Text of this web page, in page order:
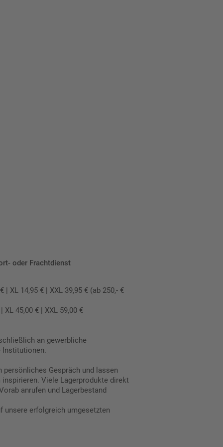
oder Frachtdienst
| XL 14,95 € | XXL 39,95 € (ab 250,- €
XL 45,00 € | XXL 59,00 €
an gewerbliche
Institutionen.
persönliches Gespräch und lassen
Viele Lagerprodukte direkt
anrufen und Lagerbestand
unsere erfolgreich umgesetzten